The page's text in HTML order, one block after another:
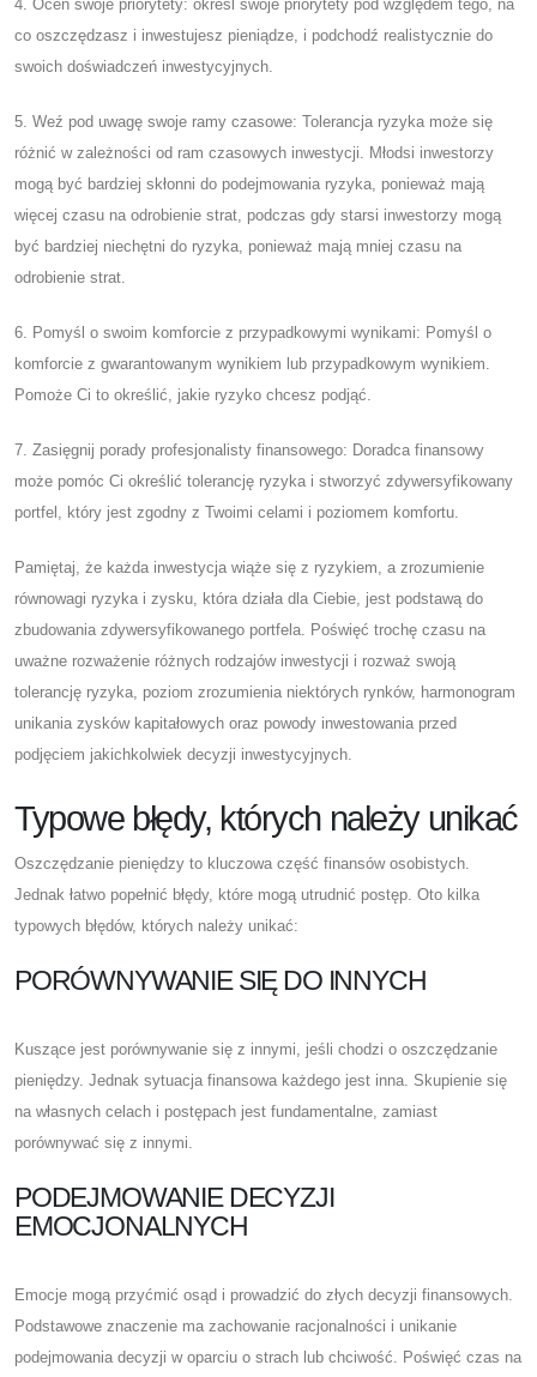
4. Oceń swoje priorytety: określ swoje priorytety pod względem tego, na
co oszczędzasz i inwestujesz pieniądze, i podchodź realistycznie do
swoich doświadczeń inwestycyjnych.
5. Weź pod uwagę swoje ramy czasowe: Tolerancja ryzyka może się
różnić w zależności od ram czasowych inwestycji. Młodsi inwestorzy
mogą być bardziej skłonni do podejmowania ryzyka, ponieważ mają
więcej czasu na odrobienie strat, podczas gdy starsi inwestorzy mogą
być bardziej niechętni do ryzyka, ponieważ mają mniej czasu na
odrobienie strat.
6. Pomyśl o swoim komforcie z przypadkowymi wynikami: Pomyśl o
komforcie z gwarantowanym wynikiem lub przypadkowym wynikiem.
Pomoże Ci to określić, jakie ryzyko chcesz podjąć.
7. Zasięgnij porady profesjonalisty finansowego: Doradca finansowy
może pomóc Ci określić tolerancję ryzyka i stworzyć zdywersyfikowany
portfel, który jest zgodny z Twoimi celami i poziomem komfortu.
Pamiętaj, że każda inwestycja wiąże się z ryzykiem, a zrozumienie
równowagi ryzyka i zysku, która działa dla Ciebie, jest podstawą do
zbudowania zdywersyfikowanego portfela. Poświęć trochę czasu na
uważne rozważenie różnych rodzajów inwestycji i rozważ swoją
tolerancję ryzyka, poziom zrozumienia niektórych rynków, harmonogram
unikania zysków kapitałowych oraz powody inwestowania przed
podjęciem jakichkolwiek decyzji inwestycyjnych.
Typowe błędy, których należy unikać
Oszczędzanie pieniędzy to kluczowa część finansów osobistych.
Jednak łatwo popełnić błędy, które mogą utrudnić postęp. Oto kilka
typowych błędów, których należy unikać:
PORÓWNYWANIE SIĘ DO INNYCH
Kuszące jest porównywanie się z innymi, jeśli chodzi o oszczędzanie
pieniędzy. Jednak sytuacja finansowa każdego jest inna. Skupienie się
na własnych celach i postępach jest fundamentalne, zamiast
porównywać się z innymi.
PODEJMOWANIE DECYZJI
EMOCJONALNYCH
Emocje mogą przyćmić osąd i prowadzić do złych decyzji finansowych.
Podstawowe znaczenie ma zachowanie racjonalności i unikanie
podejmowania decyzji w oparciu o strach lub chciwość. Poświęć czas na